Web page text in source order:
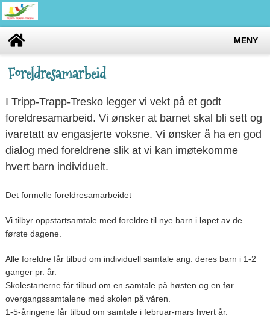
MENY
Foreldresamarbeid
I Tripp-Trapp-Tresko legger vi vekt på et godt
foreldresamarbeid. Vi ønsker at barnet skal bli sett og
ivaretatt av engasjerte voksne. Vi ønsker å ha en god
dialog med foreldrene slik at vi kan imøtekomme
hvert barn individuelt.
Det formelle foreldresamarbeidet
Vi tilbyr oppstartsamtale med foreldre til nye barn i løpet av de
første dagene.
Alle foreldre får tilbud om individuell samtale ang. deres barn i 1-2
ganger pr. år.
Skolestarterne får tilbud om en samtale på høsten og en før
overgangssamtalene med skolen på våren.
1-5-åringene får tilbud om samtale i februar-mars hvert år.